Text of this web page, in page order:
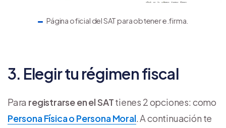
Página oficial del SAT para obtener e.firma.
3. Elegir tu régimen fiscal
Para registrarse en el SATtienes 2 opciones: como
Persona Física o Persona Moral. A continuación te